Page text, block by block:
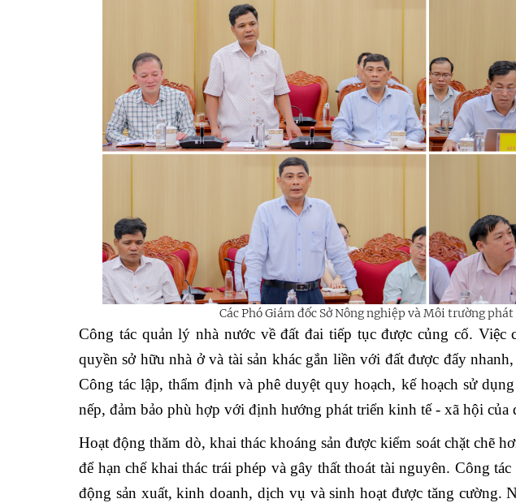
Các Phó Giám đốc Sở Nông nghiệp và Môi trường
Công tác quản lý nhà nước về đất đai tiếp tục được củng cố. Việc
quyền sở hữu nhà ở và tài sản khác gắn liền với đất được đẩy
Công tác lập, thẩm định và phê duyệt quy hoạch, kế hoạch sử
nếp, đảm bảo phù hợp với định hướng phát triển kinh tế - xã hội của
Hoạt động thăm dò, khai thác khoáng sản được kiểm soát chặt chẽ
để hạn chế khai thác trái phép và gây thất thoát tài nguyên. Công
động sản xuất, kinh doanh, dịch vụ và sinh hoạt được tăng cường.